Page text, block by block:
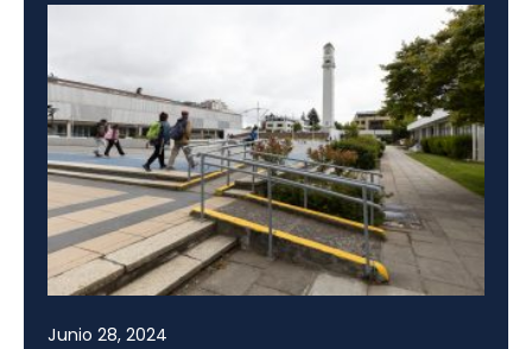
Junio 28, 2024